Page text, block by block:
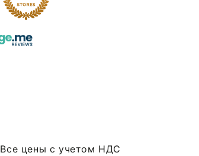
Все цены с учетом НДС